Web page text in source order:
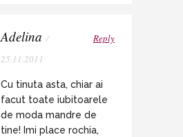
Adelina /
25.11.2011
Reply
Cu tinuta asta, chiar ai
facut toate iubitoarele
de moda mandre de
tine! Imi place rochia,